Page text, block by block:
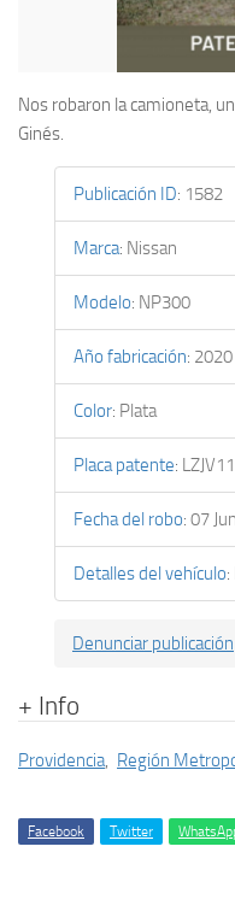
Nos robaron la camioneta,
Ginés.
Publicación ID: 1582
Marca: Nissan
Modelo: NP300
Año fabricación: 2020
Color: Plata
Placa patente: LZJV11
Fecha del robo: 07
Detalles del vehículo:
Denunciar publicación
+ Info
Providencia, Región
Facebook Twitter